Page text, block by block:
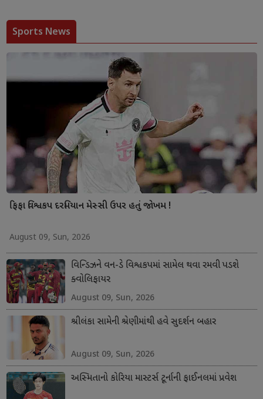
Sports News
ફિફા વિશ્વકપ દરમિયાન મેસ્સી ઉપર હતું જોખમ !
August 09, Sun, 2026
વિન્ડિઝને વન-ડે વિશ્વકપમાં સામેલ થવા રમવી પડશે
ક્વોલિફાયર
August 09, Sun, 2026
શ્રીલંકા સામેની શ્રેણીમાંથી હવે સુદર્શન બહાર
August 09, Sun, 2026
અસ્મિતાનો કોરિયા માસ્ટર્સ ટૂર્નાની ફાઈનલમાં પ્રવેશ